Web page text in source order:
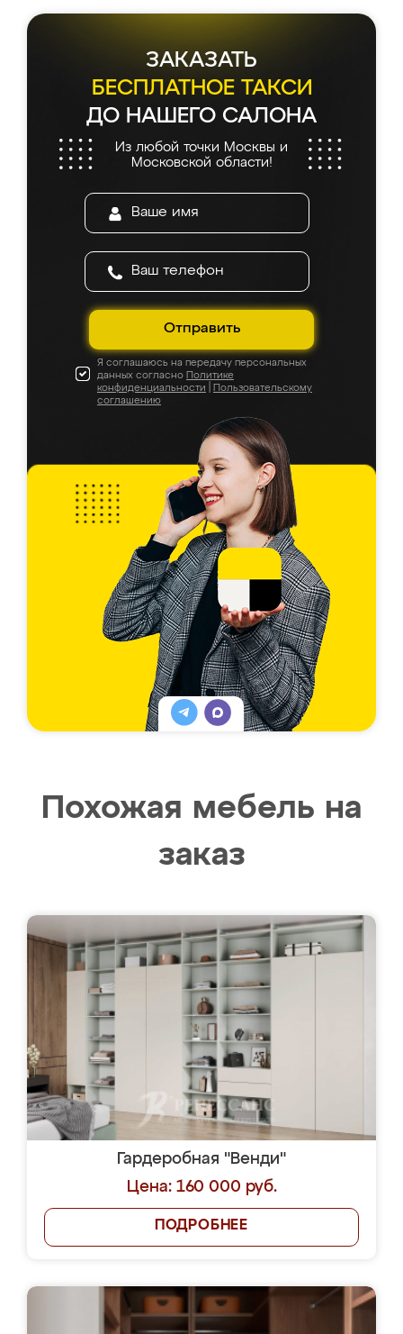
ЗАКАЗАТЬ
БЕСПЛАТНОЕ ТАКСИ
ДО НАШЕГО САЛОНА
Из любой точки Москвы и
Московской области!
Отправить
Я соглашаюсь на передачу персональных
данных согласно Политике
конфиденциальности
Пользовательскому
соглашению
Похожая мебель на
заказ
Гардеробная "Венди"
Цена: 160 000 руб.
ПОДРОБНЕЕ